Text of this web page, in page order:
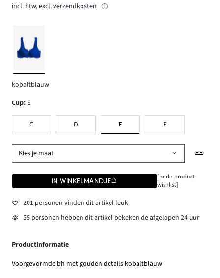
incl. btw, excl.verzendkosten
kobaltblauw
Cup: E
C D E F
Kies je maat
IN WINKELMANDJE
[node-product-
wishlist]
201 personen vinden dit artikel leuk
55 personen hebben dit artikel bekeken de afgelopen 24 uur
Productinformatie
Voorgevormde bh met gouden details kobaltblauw